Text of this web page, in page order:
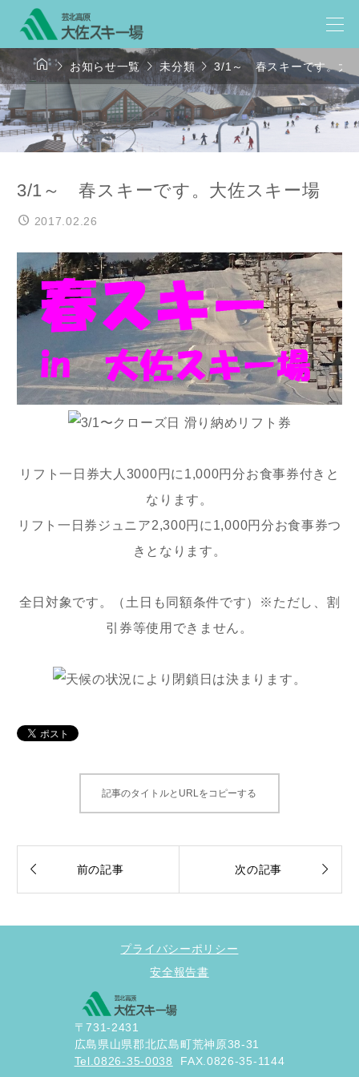
 お知らせ一覧未分類3/1～ 春スキーです。大
3/1～ 春スキーです。大佐スキー場
2017.02.26
リフト一日券大人3000円に1,000円分お食事券付きと
なります。
リフト一日券ジュニア2,300円に1,000円分お食事券つ
きとなります。
全日対象です。（土日も同額条件です）※ただし、割
引券等使用できません。
記事のタイトルとURLをコピーする
 前の記事 次の記事 
プライバシーポリシー
安全報告書
〒731-2431
広島県山県郡北広島町荒神原38-31
Tel.0826-35-0038
FAX.0826-35-1144